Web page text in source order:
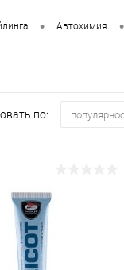
• Автохимия •
по: